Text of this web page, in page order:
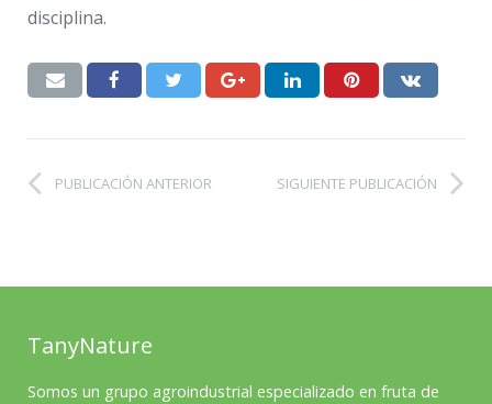
disciplina.
PUBLICACIÓN ANTERIOR SIGUIENTE PUBLICACIÓN
TanyNature
Somos un grupo agroindustrial especializado en fruta de